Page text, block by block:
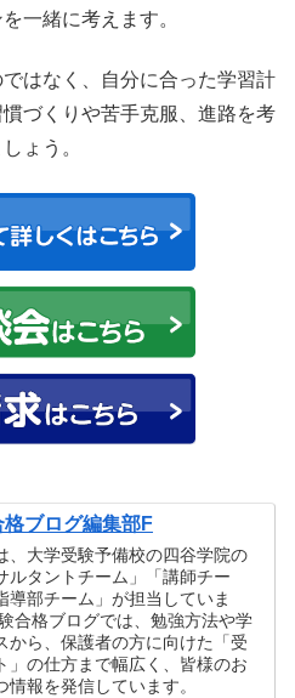
一緒に考えます。
はなく、自分に合った学習計
づくりや苦手克服、進路を考
ょう。
格ブログ編集部F
、大学受験予備校の四谷学院の
ルタントチーム」「講師チー
導部チーム」が担当していま
合格ブログでは、勉強方法や学
から、保護者の方に向けた「受
」の仕方まで幅広く、皆様のお
情報を発信しています。